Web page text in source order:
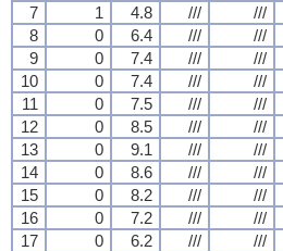
7
1 4.8 /// ///
8
0 6.4 /// ///
9
0 7.4 /// ///
10
0 7.4 /// ///
11
0 7.5 /// ///
12
0 8.5 /// ///
13
0 9.1 /// ///
14
0 8.6 /// ///
15
0 8.2 /// ///
16
0 7.2 /// ///
17
0 6.2 /// ///
7
1 4.8 /// ///
8
0 6.4 /// ///
9
0 7.4 /// ///
10
0 7.4 /// ///
11
0 7.5 /// ///
12
0 8.5 /// ///
13
0 9.1 /// ///
14
0 8.6 /// ///
15
0 8.2 /// ///
16
0 7.2 /// ///
17
0 6.2 /// ///
7
1 4.8 /// ///
8
0 6.4 /// ///
9
0 7.4 /// ///
10
0 7.4 /// ///
11
0 7.5 /// ///
12
0 8.5 /// ///
13
0 9.1 /// ///
14
0 8.6 /// ///
15
0 8.2 /// ///
16
0 7.2 /// ///
17
0 6.2 /// ///
7
1 4.8 /// ///
8
0 6.4 /// ///
9
0 7.4 /// ///
10
0 7.4 /// ///
11
0 7.5 /// ///
12
0 8.5 /// ///
13
0 9.1 /// ///
14
0 8.6 /// ///
15
0 8.2 /// ///
16
0 7.2 /// ///
17
0 6.2 /// ///